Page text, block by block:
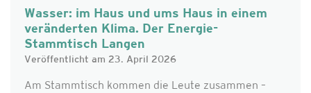
Wasser: im Haus und ums Haus in einem
veränderten Klima. Der Energie-
Stammtisch Langen
Veröffentlicht am 23. April 2026
Am Stammtisch kommen die Leute zusammen –